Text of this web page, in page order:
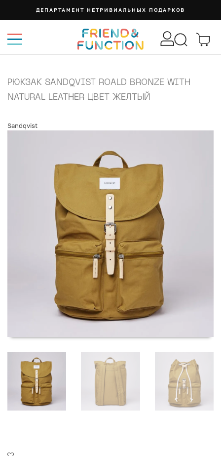
ДЕПАРТАМЕНТ НЕТРИВИАЛЬНЫХ ПОДАРКОВ
РЮКЗАК SANDQVIST ROALD BRONZE WITH
NATURAL LEATHER ЦВЕТ ЖЕЛТЫЙ
Sandqvist